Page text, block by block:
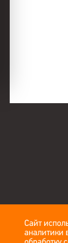
Сайт
аналитики